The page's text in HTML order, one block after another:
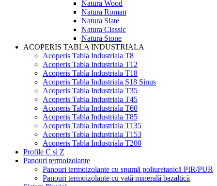
Natura Wood
Natura Roman
Natura Slate
Natura Classic
Natura Stone
ACOPERIS TABLA INDUSTRIALA
Acoperis Tabla Industriala T8
Acoperis Tabla Industriala T12
Acoperis Tabla Industriala T18
Acoperis Tabla Industriala S18 Sinus
Acoperis Tabla Industriala T35
Acoperis Tabla Industriala T45
Acoperis Tabla Industriala T60
Acoperis Tabla Industriala T85
Acoperis Tabla Industriala T135
Acoperis Tabla Industriala T153
Acoperis Tabla Industriala T200
Profile C și Z
Panouri termoizolante
Panouri termoizolante cu spumă poliuretanică PIR/PUR
Panouri termoizolante cu vată minerală bazaltică